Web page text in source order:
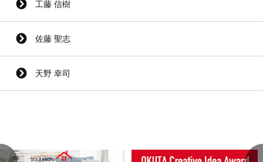
工藤 信樹
佐藤 聖志
天野 幸司